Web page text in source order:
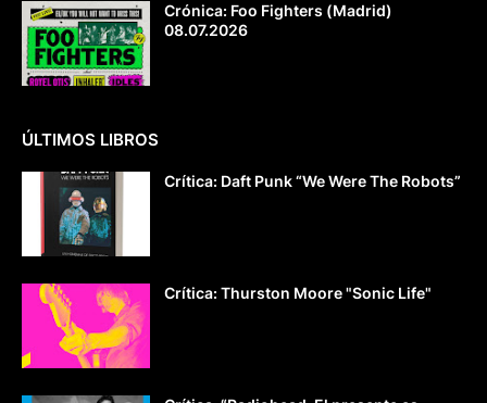
Crónica: Foo Fighters (Madrid)
08.07.2026
ÚLTIMOS LIBROS
Crítica: Daft Punk “We Were The Robots”
Crítica: Thurston Moore "Sonic Life"